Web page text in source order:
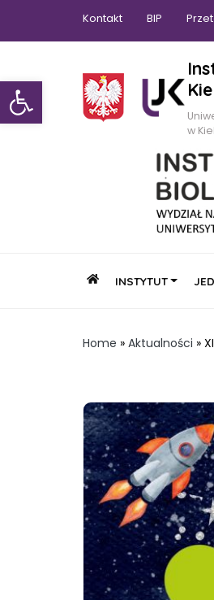
Otwórz pasek
Kontakt BIP
w
INSTYTUT
Home » Aktualności »